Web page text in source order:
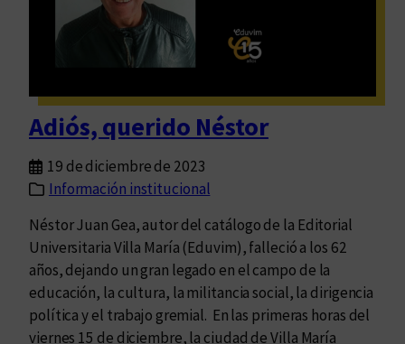
Adiós, querido Néstor
19 de diciembre de 2023
Información institucional
Néstor Juan Gea, autor del catálogo de la Editorial
Universitaria Villa María (Eduvim), falleció a los 62
años, dejando un gran legado en el campo de la
educación, la cultura, la militancia social, la dirigencia
política y el trabajo gremial. En las primeras horas del
viernes 15 de diciembre, la ciudad de Villa María